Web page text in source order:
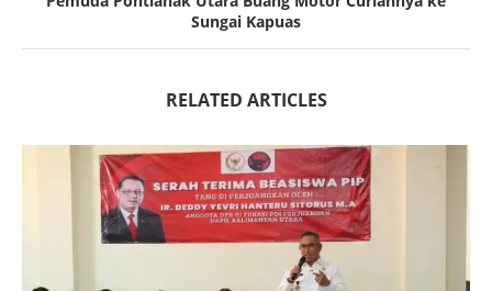
Sungai Kapuas
RELATED ARTICLES